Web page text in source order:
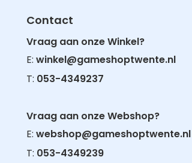
Contact
Vraag aan onze Winkel?
E:winkel@gameshoptwente.nl
T: 053-4349237
Vraag aan onze Webshop?
E:webshop@gameshoptwente.nl
T: 053-4349239